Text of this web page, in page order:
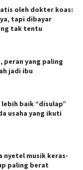
oleh dokter koas:
tapi dibayar
tak tentu
peran yang paling
jadi ibu
baik “disulap”
usaha yang ikuti
nyetel musik keras-
paling berat